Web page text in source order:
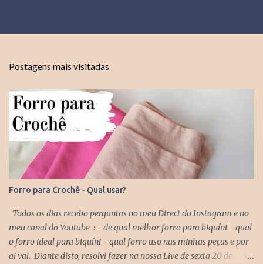
Postagens mais visitadas
Forro para Crochê - Qual usar?
Todos os dias recebo perguntas no meu Direct do Instagram e no
meu canal do Youtube : - de qual melhor forro para biquíni - qual
o forro ideal para biquíni - qual forro uso nas minhas peças e por
ai vai. Diante disto, resolvi fazer na nossa Live de sexta 20 de